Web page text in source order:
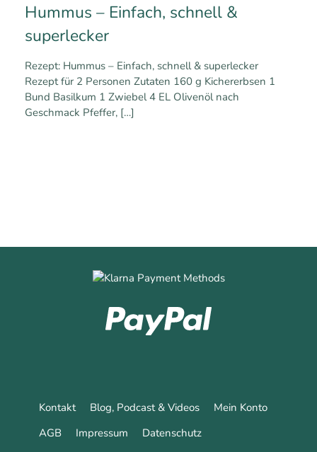
Hummus – Einfach, schnell &
superlecker
Rezept: Hummus – Einfach, schnell & superlecker
Rezept für 2 Personen Zutaten 160 g Kichererbsen 1
Bund Basilkum 1 Zwiebel 4 EL Olivenöl nach
Geschmack Pfeffer, […]
Kontakt Blog, Podcast & Videos
Mein Konto
AGB
Impressum
Datenschutz